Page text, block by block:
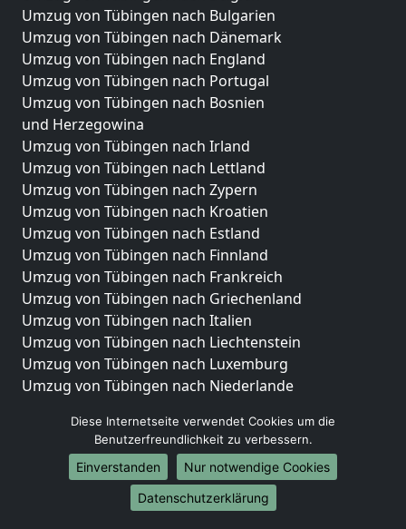
Umzug von Tübingen nach Bulgarien
Umzug von Tübingen nach Dänemark
Umzug von Tübingen nach England
Umzug von Tübingen nach Portugal
Umzug von Tübingen nach Bosnien
und Herzegowina
Umzug von Tübingen nach Irland
Umzug von Tübingen nach Lettland
Umzug von Tübingen nach Zypern
Umzug von Tübingen nach Kroatien
Umzug von Tübingen nach Estland
Umzug von Tübingen nach Finnland
Umzug von Tübingen nach Frankreich
Umzug von Tübingen nach Griechenland
Umzug von Tübingen nach Italien
Umzug von Tübingen nach Liechtenstein
Umzug von Tübingen nach Luxemburg
Umzug von Tübingen nach Niederlande
Umzüge-Deutschlandweit
Umzug von Tübingen nach Berlin
Umzug von Tübingen nach Hamburg
Umzug von Tübingen nach München
Diese Internetseite verwendet Cookies um die
Benutzerfreundlichkeit zu verbessern.
Einverstanden
Nur notwendige Cookies
Datenschutzerklärung